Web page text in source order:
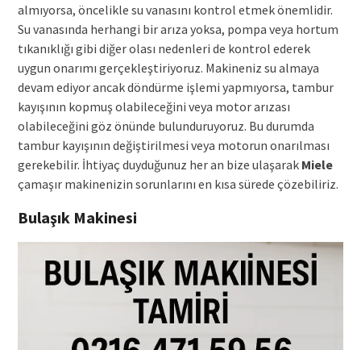
almıyorsa, öncelikle su vanasını kontrol etmek önemlidir.
Su vanasında herhangi bir arıza yoksa, pompa veya hortum
tıkanıklığı gibi diğer olası nedenleri de kontrol ederek
uygun onarımı gerçekleştiriyoruz. Makineniz su almaya
devam ediyor ancak döndürme işlemi yapmıyorsa, tambur
kayışının kopmuş olabileceğini veya motor arızası
olabileceğini göz önünde bulunduruyoruz. Bu durumda
tambur kayışının değiştirilmesi veya motorun onarılması
gerekebilir. İhtiyaç duyduğunuz her an bize ulaşarak Miele
çamaşır makinenizin sorunlarını en kısa sürede çözebiliriz.
Bulaşık Makinesi